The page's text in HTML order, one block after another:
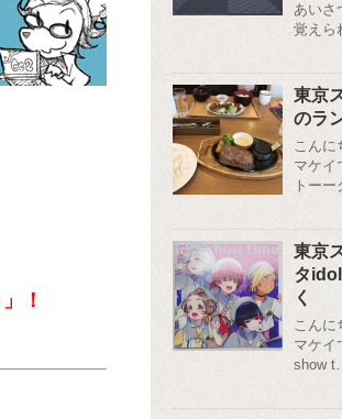
！
あいさ
覚えら
東京
のラ
こんに
マケ
トー
東京
タ
く
こんに
マケイ
show